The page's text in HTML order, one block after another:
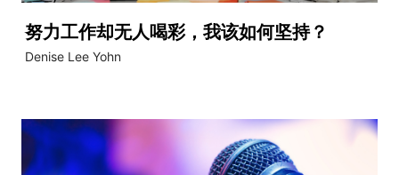
努力工作却无人喝彩，我该如何坚持？
Denise Lee Yohn